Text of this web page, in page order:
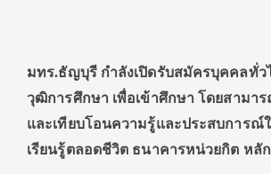
มทร.ธัญบุรี กำลังเปิดรับสมัครบุคคลทั่ว
วุฒิการศึกษา เพื่อเข้าศึกษา โดยสามาร
และเทียบโอนความรู้และประสบการณ์
เรียนรู้ตลอดชีวิต ธนาคารหน่วยกิต ห